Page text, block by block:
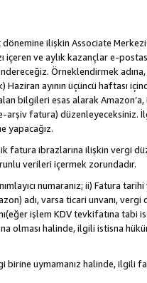
ilişkin Associate
içeren ve aylık kazançlar e-
Örneklendirmek
ayının üçüncü haftası
bilgileri esas alarak
fatura) düzenleyeceksiniz.
yapacağız.
fatura ibrazlarına ilişkin vergi
verileri içermek zorundadır.
numaranız; ii) Fatura
adı, varsa ticari unvanı,
işlem KDV tevkifatına
olması halinde, ilgili istisna
uymamanız halinde, ilgili